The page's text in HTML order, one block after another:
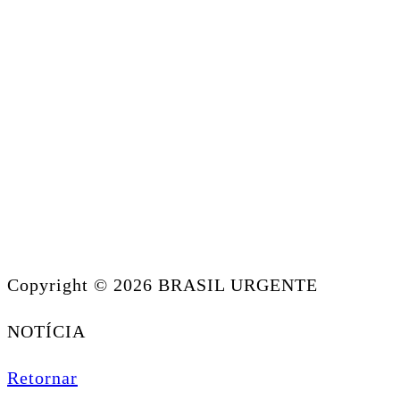
Copyright © 2026 BRASIL URGENTE
NOTÍCIA
Retornar